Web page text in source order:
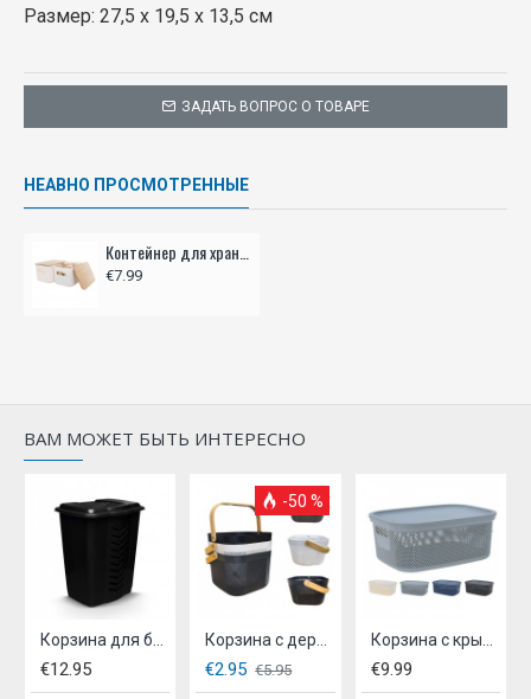
ЗАДАТЬ ВОПРОС О ТОВАРЕ
Размер: 27,5 x 19,5 x 13,5 см
НЕАВНО ПРОСМОТРЕННЫЕ
€7.99
ВАМ МОЖЕТ БЫТЬ ИНТЕРЕСНО
€12.95
-50 %
€2.95 €5.95 €9.99